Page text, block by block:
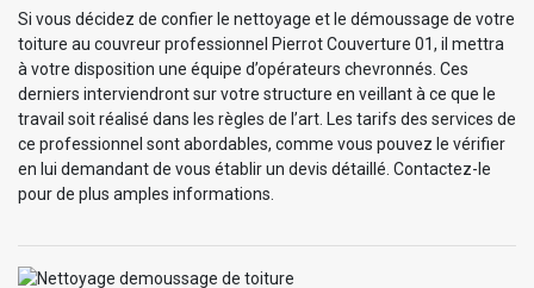
Si vous décidez de confier le nettoyage et le démoussage de votre
toiture au couvreur professionnel Pierrot Couverture 01, il mettra
à votre disposition une équipe d’opérateurs chevronnés. Ces
derniers interviendront sur votre structure en veillant à ce que le
travail soit réalisé dans les règles de l’art. Les tarifs des services de
ce professionnel sont abordables, comme vous pouvez le vérifier
en lui demandant de vous établir un devis détaillé. Contactez-le
pour de plus amples informations.